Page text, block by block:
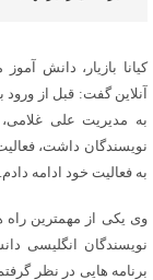
کیانا بازیار، دانش
آنلاین گفت: قبل از
به مدیریت علی
به فعالیت خود ادامه دادم.
وی یکی از مهمترین راه
برنامه هایی در نظر